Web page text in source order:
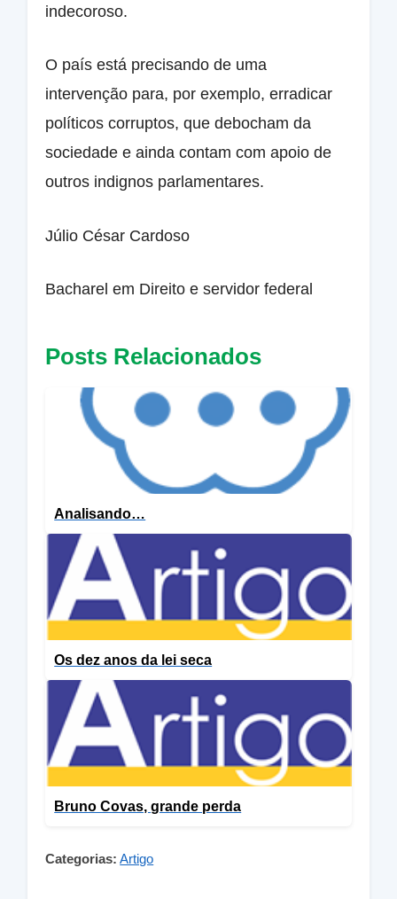
indecoroso.
O país está precisando de uma
intervenção para, por exemplo, erradicar
políticos corruptos, que debocham da
sociedade e ainda contam com apoio de
outros indignos parlamentares.
Júlio César Cardoso
Bacharel em Direito e servidor federal
Posts Relacionados
Analisando…
Os dez anos da lei seca
Bruno Covas, grande perda
Categorias: Artigo